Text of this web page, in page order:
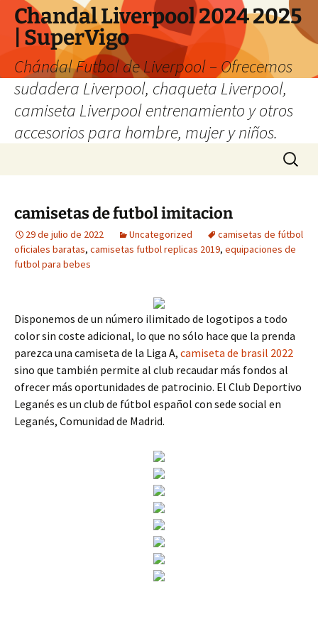
Chandal Liverpool 2024 2025
| SuperVigo
Chándal Futbol de Liverpool – Ofrecemos
sudadera Liverpool, chaqueta Liverpool,
camiseta Liverpool entrenamiento y otros
accesorios para hombre, mujer y niños.
Buscar:
camisetas de futbol imitacion
29 de julio de 2022 Uncategorized
camisetas de fútbol
oficiales baratas, camisetas futbol replicas 2019, equipaciones de
futbol para bebes
Disponemos de un número ilimitado de logotipos a todo
color sin coste adicional, lo que no sólo hace que la prenda
parezca una camiseta de la Liga A, camiseta de brasil 2022
sino que también permite al club recaudar más fondos al
ofrecer más oportunidades de patrocinio. El Club Deportivo
Leganés es un club de fútbol español con sede social en
Leganés, Comunidad de Madrid.